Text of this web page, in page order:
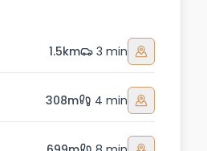
1.5km 3 min
308m 4 min